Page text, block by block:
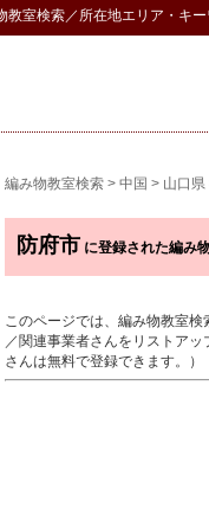
教室検索／所在地エリア・キ
編み物教室検索 > 中国 > 山口県
防府市 に登録された編み
このページでは、編み物教室検
／関連事業者さんをリストア
さんは無料で登録できます。）